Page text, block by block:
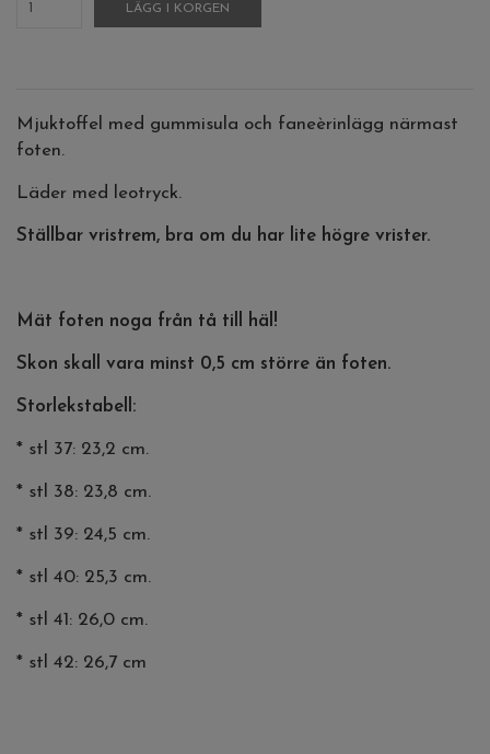
LÄGG I KORGEN
Mjuktoffel med gummisula och faneèrinlägg närmast
foten.
Läder med leotryck.
Ställbar vristrem, bra om du har lite högre vrister.
Mät foten noga från tå till häl!
Skon skall vara minst 0,5 cm större än foten.
Storlekstabell:
* stl 37: 23,2 cm.
* stl 38: 23,8 cm.
* stl 39: 24,5 cm.
* stl 40: 25,3 cm.
* stl 41: 26,0 cm.
* stl 42: 26,7 cm